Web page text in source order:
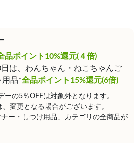
品ポイント10%還元(４倍)
は、わんちゃん・ねこちゃんご
用品*全品ポイント15%還元(6倍)
の5％OFFは対象外となります。
変更となる場合がございます。
ー・しつけ用品」カテゴリの全商品が